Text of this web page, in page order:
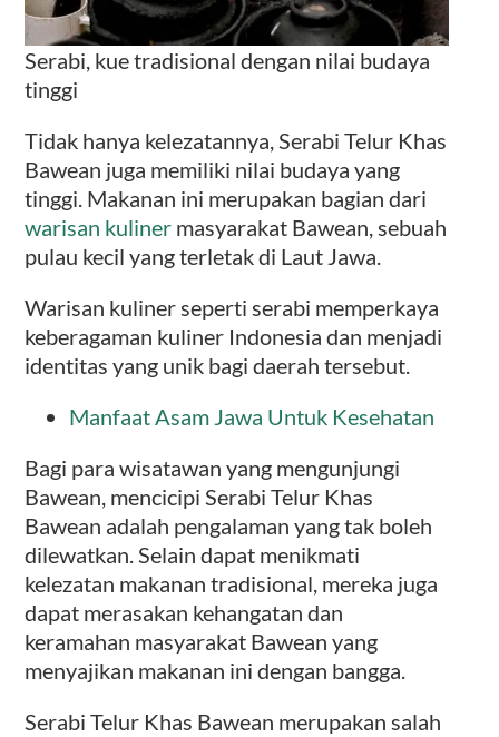
Serabi, kue tradisional dengan nilai budaya
tinggi
Tidak hanya kelezatannya, Serabi Telur Khas
Bawean juga memiliki nilai budaya yang
tinggi. Makanan ini merupakan bagian dari
warisan kuliner masyarakat Bawean, sebuah
pulau kecil yang terletak di Laut Jawa.
Warisan kuliner seperti serabi memperkaya
keberagaman kuliner Indonesia dan menjadi
identitas yang unik bagi daerah tersebut.
Manfaat Asam Jawa Untuk Kesehatan
Bagi para wisatawan yang mengunjungi
Bawean, mencicipi Serabi Telur Khas
Bawean adalah pengalaman yang tak boleh
dilewatkan. Selain dapat menikmati
kelezatan makanan tradisional, mereka juga
dapat merasakan kehangatan dan
keramahan masyarakat Bawean yang
menyajikan makanan ini dengan bangga.
Serabi Telur Khas Bawean merupakan salah